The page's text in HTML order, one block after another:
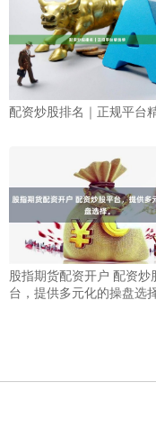
配资炒股排名｜正规平台
股指期货配资开户 配资炒
台，提供多元化的操盘选择